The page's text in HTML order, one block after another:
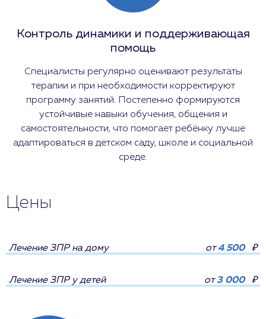
Контроль динамики и поддерживающая
помощь
Специалисты регулярно оценивают результаты
терапии и при необходимости корректируют
программу занятий. Постепенно формируются
устойчивые навыки обучения, общения и
самостоятельности, что помогает ребёнку лучше
адаптироваться в детском саду, школе и социальной
среде.
Цены
Лечение ЗПР на дому от4 500 ₽
Лечение ЗПР у детей от3 000 ₽